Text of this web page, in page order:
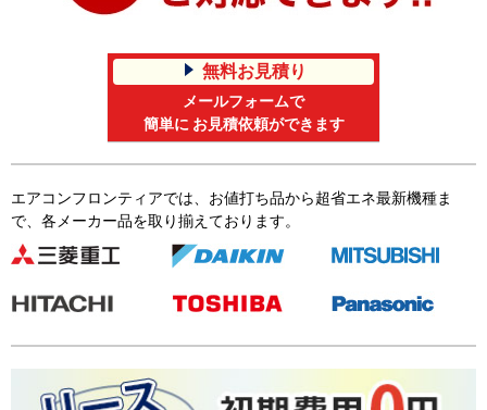
無料お見積り
メールフォームで
簡単に お見積依頼ができます
エアコンフロンティアでは、お値打ち品から超省エネ最新機種ま
で、各メーカー品を取り揃えております。